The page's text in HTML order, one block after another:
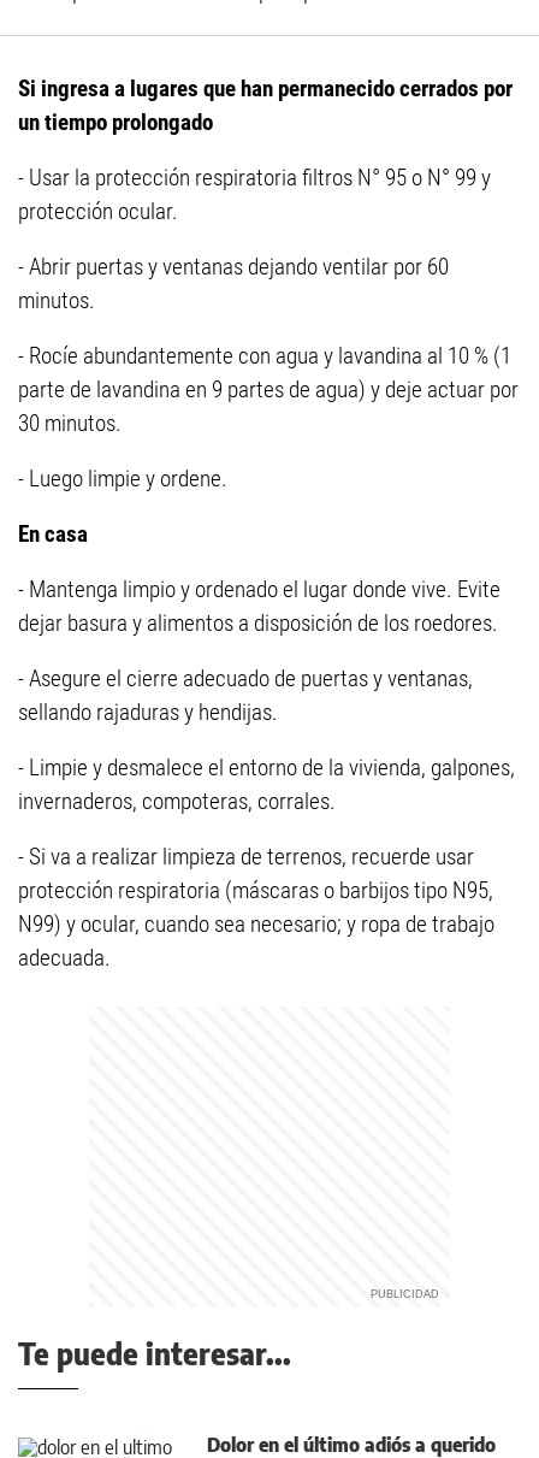
Si ingresa a lugares que han permanecido cerrados por
un tiempo prolongado
- Usar la protección respiratoria filtros N° 95 o N° 99 y
protección ocular.
- Abrir puertas y ventanas dejando ventilar por 60
minutos.
- Rocíe abundantemente con agua y lavandina al 10 % (1
parte de lavandina en 9 partes de agua) y deje actuar por
30 minutos.
- Luego limpie y ordene.
En casa
- Mantenga limpio y ordenado el lugar donde vive. Evite
dejar basura y alimentos a disposición de los roedores.
- Asegure el cierre adecuado de puertas y ventanas,
sellando rajaduras y hendijas.
- Limpie y desmalece el entorno de la vivienda, galpones,
invernaderos, compoteras, corrales.
- Si va a realizar limpieza de terrenos, recuerde usar
protección respiratoria (máscaras o barbijos tipo N95,
N99) y ocular, cuando sea necesario; y ropa de trabajo
adecuada.
Te puede interesar...
Dolor en el último adiós a querido